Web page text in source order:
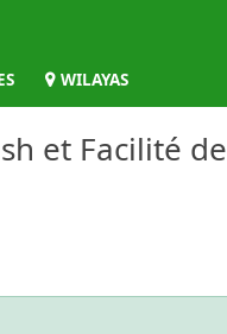
WILAYAS
et Facilité de